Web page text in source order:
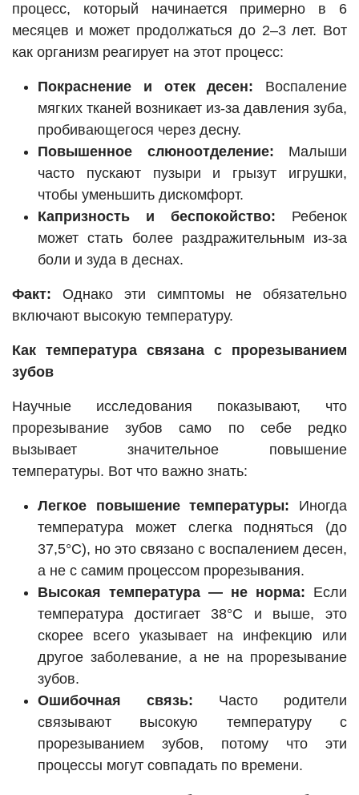
процесс, который начинается примерно в 6
месяцев и может продолжаться до 2–3 лет. Вот
как организм реагирует на этот процесс:
Покраснение и отек десен: Воспаление
мягких тканей возникает из-за давления зуба,
пробивающегося через десну.
Повышенное слюноотделение: Малыши
часто пускают пузыри и грызут игрушки,
чтобы уменьшить дискомфорт.
Капризность и беспокойство: Ребенок
может стать более раздражительным из-за
боли и зуда в деснах.
Факт: Однако эти симптомы не обязательно
включают высокую температуру.
Как температура связана с прорезыванием
зубов
Научные исследования показывают, что
прорезывание зубов само по себе редко
вызывает значительное повышение
температуры. Вот что важно знать:
Легкое повышение температуры: Иногда
температура может слегка подняться (до
37,5°C), но это связано с воспалением десен,
а не с самим процессом прорезывания.
Высокая температура — не норма: Если
температура достигает 38°C и выше, это
скорее всего указывает на инфекцию или
другое заболевание, а не на прорезывание
зубов.
Ошибочная связь: Часто родители
связывают высокую температуру с
прорезыванием зубов, потому что эти
процессы могут совпадать по времени.